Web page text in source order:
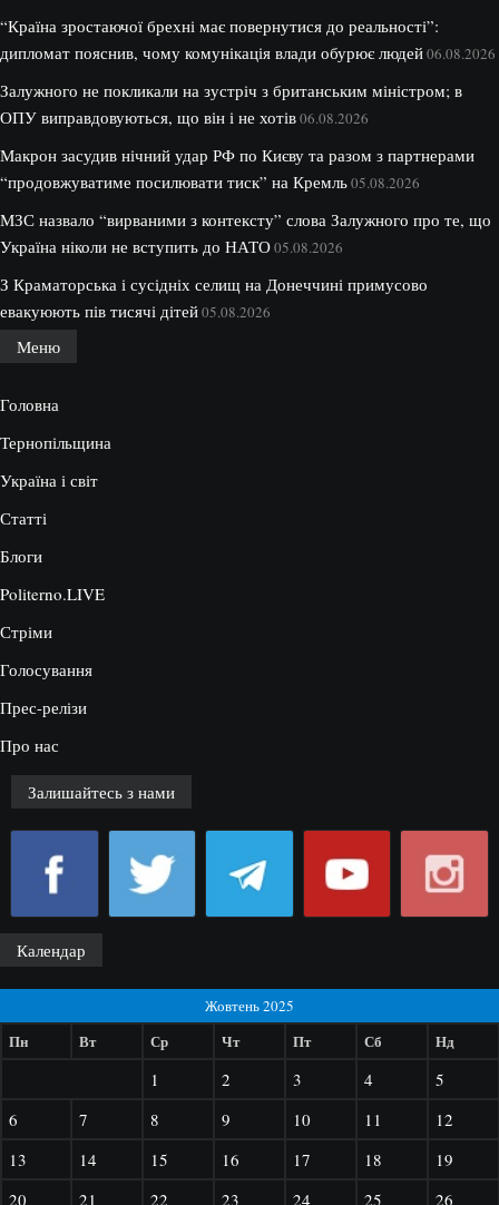
“Країна зростаючої брехні має повернутися до реальності”:
дипломат пояснив, чому комунікація влади обурює людей06.08.2026
Залужного не покликали на зустріч з британським міністром; в
ОПУ виправдовуються, що він і не хотів06.08.2026
Макрон засудив нічний удар РФ по Києву та разом з партнерами
“продовжуватиме посилювати тиск” на Кремль05.08.2026
МЗС назвало “вирваними з контексту” слова Залужного про те, що
Україна ніколи не вступить до НАТО05.08.2026
З Краматорська і сусідніх селищ на Донеччині примусово
евакуюють пів тисячі дітей05.08.2026
Меню
Головна
Тернопільщина
Україна і світ
Статті
Блоги
Politerno.LIVE
Стріми
Голосування
Прес-релізи
Про нас
Залишайтесь з нами
Календар
Жовтень 2025
Пн Вт Ср Чт Пт Сб Нд
1 2 3 4
5
6
7 8 9 10 11
12
13
14 15 16 17 18
19
20
21 22 23 24 25 26